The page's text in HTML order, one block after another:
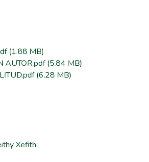
(1.88 MB)
AUTOR.pdf(5.84 MB)
(6.28 MB)
Xefith